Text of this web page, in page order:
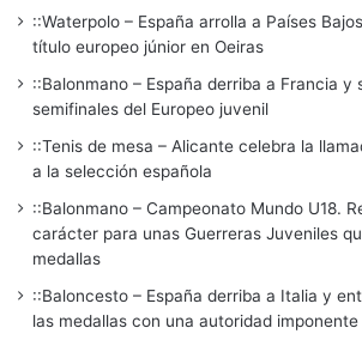
::Waterpolo – España arrolla a Países
título europeo júnior en Oeiras
::Balonmano – España derriba a Francia y
semifinales del Europeo juvenil
::Tenis de mesa – Alicante celebra la
a la selección española
::Balonmano – Campeonato Mundo U18.
carácter para unas Guerreras Juveniles
medallas
::Baloncesto – España derriba a Italia y
las medallas con una autoridad imponente